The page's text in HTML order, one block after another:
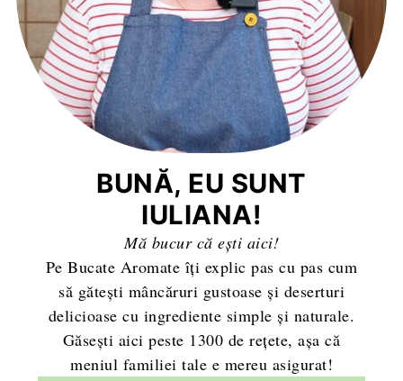
BUNĂ, EU SUNT
IULIANA!
Mă bucur că ești aici!
Pe Bucate Aromate îți explic pas cu pas cum
să gătești mâncăruri gustoase și deserturi
delicioase cu ingrediente simple și naturale.
Găsești aici peste 1300 de rețete, așa că
meniul familiei tale e mereu asigurat!